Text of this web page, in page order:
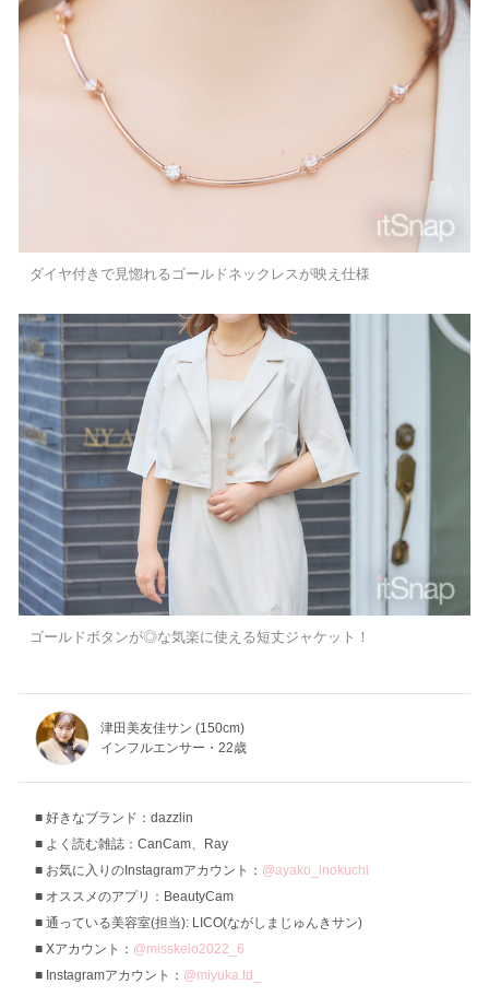
ダイヤ付きで見惚れるゴールドネックレスが映え仕様
ゴールドボタンが◎な気楽に使える短丈ジャケット！
津田美友佳サン (150cm)
インフルエンサー・22歳
好きなブランド：dazzlin
よく読む雑誌：CanCam、Ray
お気に入りのInstagramアカウント： @ayako_inokuchi
オススメのアプリ：BeautyCam
通っている美容室(担当): LICO(ながしまじゅんきサン)
Xアカウント： @misskeio2022_6
Instagramアカウント： @miyuka.td_